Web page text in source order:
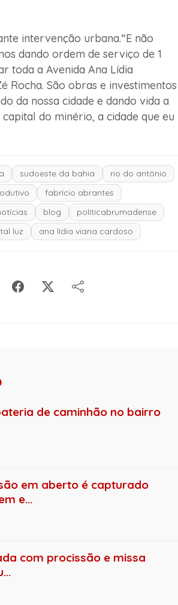
intervenção urbana.“E não
dando ordem de serviço de 1
toda a Avenida Ana Lídia
Rocha. São obras e investimentos
da nossa cidade e dando vida a
do minério, a cidade que eu
sudoeste da bahia
rio do antônio
fabrício abrantes
blog
políticabrumadense
luz ana lídia viana cardoso
de caminhão no bairro
em aberto é capturado
e...
com procissão e missa